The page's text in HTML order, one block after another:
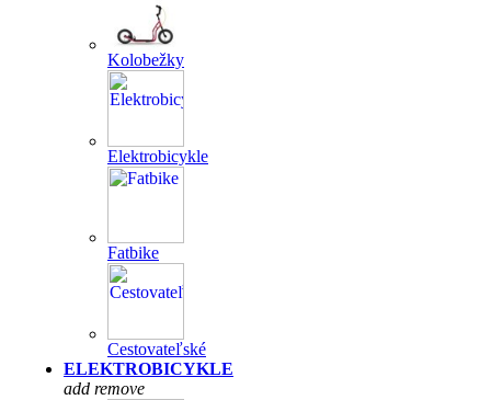
Kolobežky
Elektrobicykle
Fatbike
Cestovateľské
ELEKTROBICYKLE
add remove